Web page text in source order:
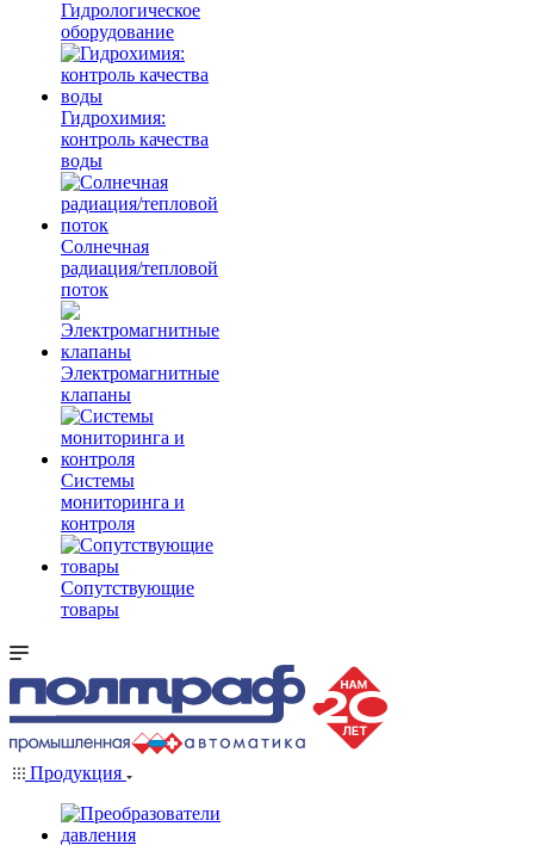
Гидрологическое
оборудование
Гидрохимия:
контроль качества
воды
Солнечная
радиация/тепловой
поток
Электромагнитные
клапаны
Системы
мониторинга и
контроля
Сопутствующие
товары
Продукция